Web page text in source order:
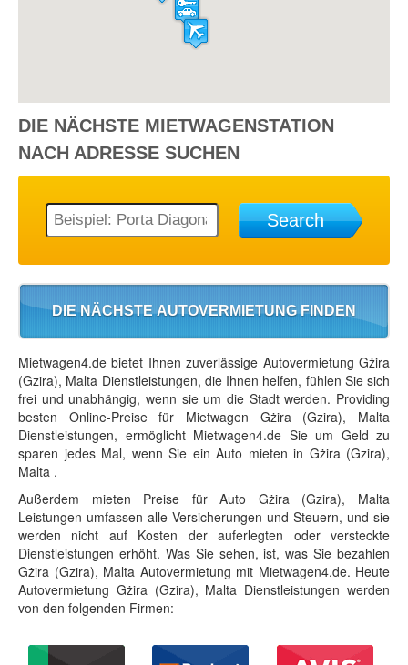
DIE NÄCHSTE MIETWAGENSTATION
NACH ADRESSE SUCHEN
Search
DIE NÄCHSTE AUTOVERMIETUNG FINDEN
Mietwagen4.de bietet Ihnen zuverlässige Autovermietung Gżira
(Gzira), Malta Dienstleistungen, die Ihnen helfen, fühlen Sie sich
frei und unabhängig, wenn sie um die Stadt werden. Providing
besten Online-Preise für Mietwagen Gżira (Gzira), Malta
Dienstleistungen, ermöglicht Mietwagen4.de Sie um Geld zu
sparen jedes Mal, wenn Sie ein Auto mieten in Gżira (Gzira),
Malta .
Außerdem mieten Preise für Auto Gżira (Gzira), Malta
Leistungen umfassen alle Versicherungen und Steuern, und sie
werden nicht auf Kosten der auferlegten oder versteckte
Dienstleistungen erhöht. Was Sie sehen, ist, was Sie bezahlen
Gżira (Gzira), Malta Autovermietung mit Mietwagen4.de. Heute
Autovermietung Gżira (Gzira), Malta Dienstleistungen werden
von den folgenden Firmen: